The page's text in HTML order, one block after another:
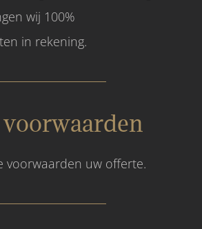
wij 100%
in rekening.
voorwaarden uw offerte.